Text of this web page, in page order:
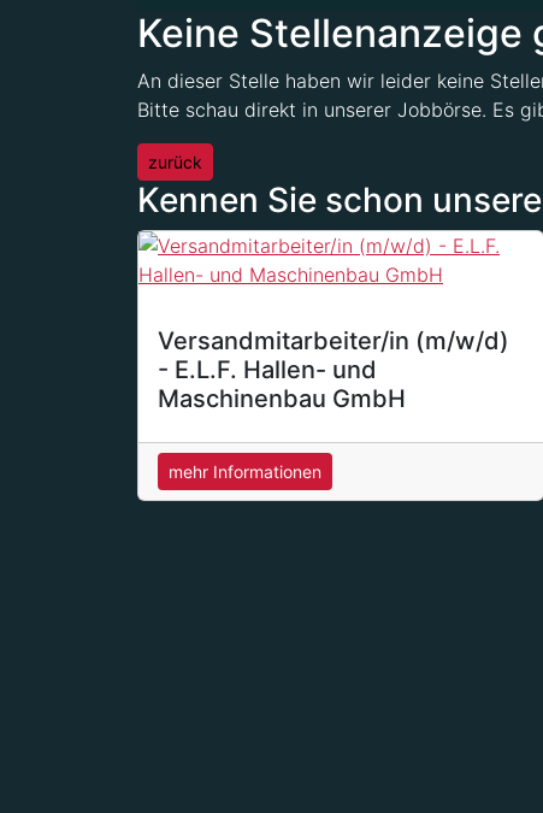
Keine Stellenanzeige
An dieser Stelle haben wir leider keine
Bitte schau direkt in unserer Jobbörse. Es
zurück
Kennen Sie schon
Versandmitarbeiter/in (m/w/d)
- E.L.F. Hallen- und
Maschinenbau GmbH
mehr Informationen